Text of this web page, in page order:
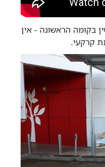
בקומה הראשונה - אין
קרקעי.